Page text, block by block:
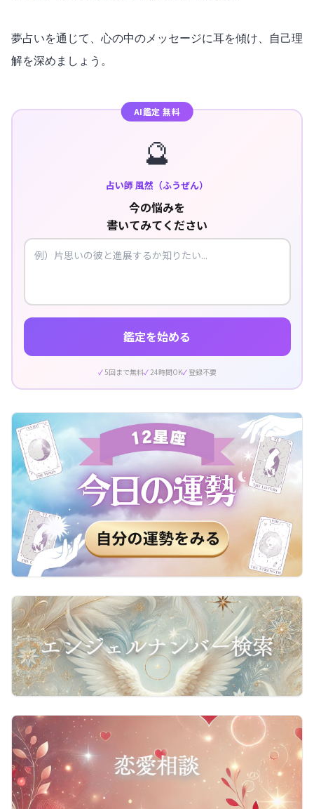
夢占いを通じて、心の中のメッセージに耳を傾け、自己理
解を深めましょう。
AI鑑定 無料
🔮
占い師 風然（ふうぜん）
今の悩みを
書いてみてください
鑑定を始める
5回まで無料 24時間OK 登録不要